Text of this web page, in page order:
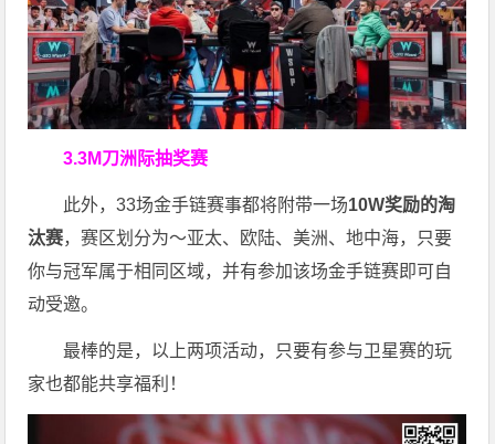
3.3M刀洲际抽奖赛
此外，33场金手链赛事都将附带一场10W奖励的淘
汰赛，赛区划分为～亚太、欧陆、美洲、地中海，只要
你与冠军属于相同区域，并有参加该场金手链赛即可自
动受邀。
最棒的是，以上两项活动，只要有参与卫星赛的玩
家也都能共享福利！